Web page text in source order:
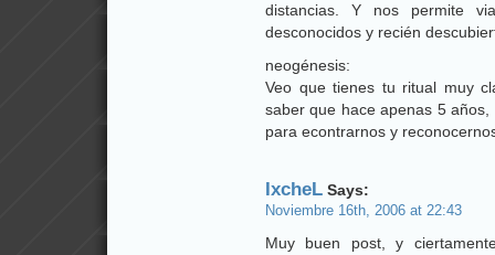
distancias. Y nos permite
desconocidos y recién
neogénesis:
Veo que tienes tu ritual muy
saber que hace apenas 5
para econtrarnos y
IxcheL Says:
Noviembre 16th, 2006 at 22:43
Muy buen post, y